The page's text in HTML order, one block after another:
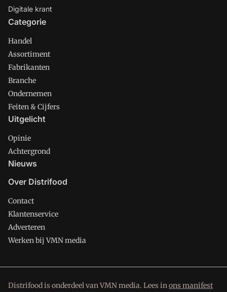
Digitale krant
Categorie
Handel
Assortiment
Fabrikanten
Branche
Ondernemen
Feiten & Cijfers
Uitgelicht
Opinie
Achtergrond
Nieuws
Over Distrifood
Contact
Klantenservice
Adverteren
Werken bij VMN media
Distrifood is onderdeel van VMN media. Lees inons manifest